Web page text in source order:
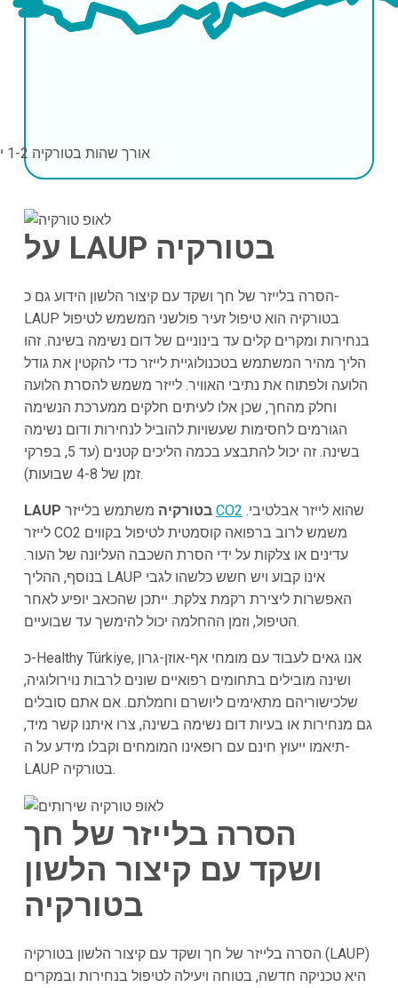
אורך שהות בטורקיה 1-2 ימים
על LAUP בטורקיה
הסרה בלייזר של חך ושקד עם קיצור הלשון הידוע גם כ-
LAUP בטורקיה הוא טיפול זעיר פולשני המשמש לטיפול
בנחירות ומקרים קלים עד בינוניים של דום נשימה בשינה. זהו
הליך מהיר המשתמש בטכנולוגיית לייזר כדי להקטין את גודל
הלועה ולפתוח את נתיבי האוויר. לייזר משמש להסרת הלועה
וחלק מהחך, שכן אלו לעיתים חלקים ממערכת הנשימה
הגורמים לחסימות שעשויות להוביל לנחירות ודום נשימה
בשינה. זה יכול להתבצע בכמה הליכים קטנים (עד 5, בפרקי
זמן של 4-8 שבועות).
LAUP בטורקיהמשתמש בלייזר CO2
לייזר CO2 משמש לרוב ברפואה קוסמטית לטיפול בקווים
עדינים או צלקות על ידי הסרת השכבה העליונה של העור.
בנוסף, ההליך LAUP אינו קבוע ויש חשש כלשהו לגבי
האפשרות ליצירת רקמת צלקת. ייתכן שהכאב יופיע לאחר
הטיפול, וזמן ההחלמה יכול להימשך עד שבועיים.
כ-Healthy Türkiye, אנו גאים לעבוד עם מומחי אף-אוזן-גרון
ושינה מובילים בתחומים רפואיים שונים לרבות נוירולוגיה,
שלכישוריהם מתאימים ליושרם וחמלתם. אם אתם סובלים
גם מנחירות או בעיות דום נשימה בשינה, צרו איתנו קשר מיד,
תיאמו ייעוץ חינם עם רופאינו המומחים וקבלו מידע על ה-
LAUP בטורקיה.
הסרה בלייזר של חך
ושקד עם קיצור הלשון
בטורקיה
הסרה בלייזר של חך ושקד עם קיצור הלשון בטורקיה (LAUP)
היא טכניקה חדשה, בטוחה ויעילה לטיפול בנחירות ובמקרים